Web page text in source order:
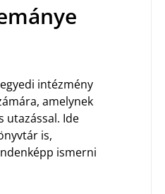
intézmény
amelynek
utazással. Ide
is,
ismerni